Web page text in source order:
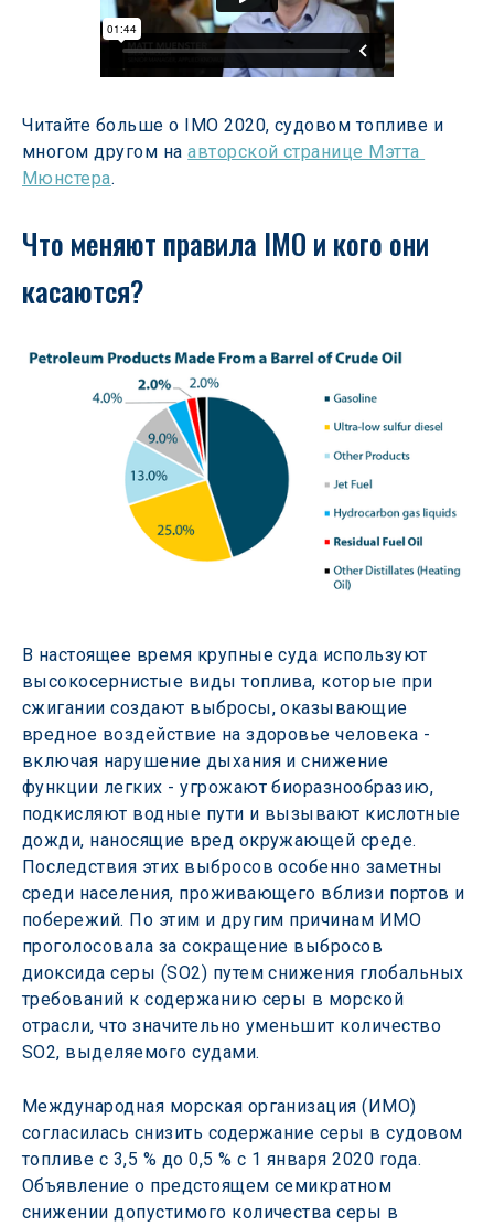
Читайте больше о IMO 2020, судовом топливе и
многом другом на авторской странице Мэтта
Мюнстера.
Что меняют правила IMO и кого они
касаются?
В настоящее время крупные суда используют
высокосернистые виды топлива, которые при
сжигании создают выбросы, оказывающие
вредное воздействие на здоровье человека -
включая нарушение дыхания и снижение
функции легких - угрожают биоразнообразию,
подкисляют водные пути и вызывают кислотные
дожди, наносящие вред окружающей среде.
Последствия этих выбросов особенно заметны
среди населения, проживающего вблизи портов и
побережий. По этим и другим причинам ИМО
проголосовала за сокращение выбросов
диоксида серы (SO2) путем снижения глобальных
требований к содержанию серы в морской
отрасли, что значительно уменьшит количество
SO2, выделяемого судами.
Международная морская организация (ИМО)
согласилась снизить содержание серы в судовом
топливе с 3,5 % до 0,5 % с 1 января 2020 года.
Объявление о предстоящем семикратном
снижении допустимого количества серы в